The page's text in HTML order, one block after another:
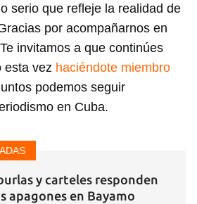
serio que refleje la realidad de
por acompañarnos en
invitamos a que continúes
esta vez haciéndote miembro
podemos seguir
en Cuba.
y carteles responden
apagones en Bayamo